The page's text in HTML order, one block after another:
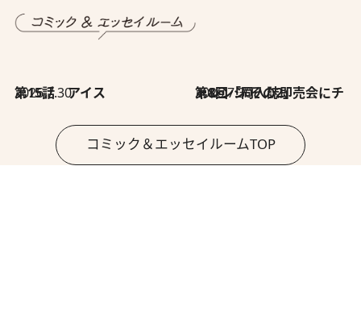
2026.7.30
第15話 アイス 2026.7.30
第8回「同人誌即売会にチャレンジ その2」
コミック＆エッセイルームTOP